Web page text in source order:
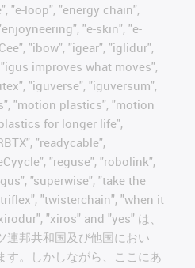
"e-loop", "energy chain",
"e-skin", "e-
"ibow", "igear", "iglidur",
improves what moves",
"iguverse", "iguversum",
"motion plastics", "motion
for longer life",
"readycable",
"reguse", "robolink",
"superwise", "take the
"twisterchain", "when it
"xiros" and "yes" は、
連邦共和国及び他国におい
す。しかしながら、ここにあ